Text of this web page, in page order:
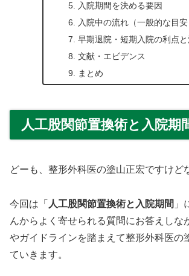
5. 入院期間を決める要因
6. 入院中の流れ（一般的な目安
7. 早期退院・短期入院の利点
8. 文献・エビデンス
9. まとめ
人工股関節置換術と入院期
どーも、整形外科医の塗山正宏ですけど
今回は「 人工股関節置換術と入院期間 」
んからよく寄せられる質問にお答えしな
やガイドラインを踏まえて整形外科医の
ていきます。